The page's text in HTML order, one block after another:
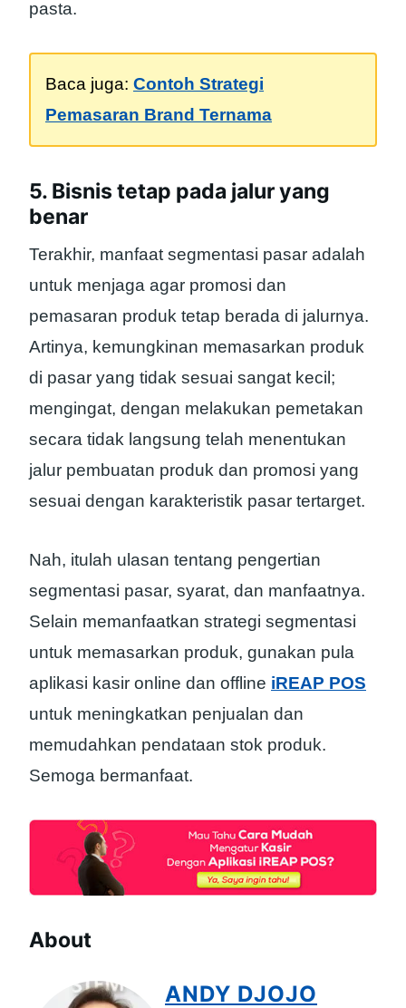
pasta.
Baca juga: Contoh Strategi
Pemasaran Brand Ternama
5. Bisnis tetap pada jalur yang
benar
Terakhir, manfaat segmentasi pasar adalah
untuk menjaga agar promosi dan
pemasaran produk tetap berada di jalurnya.
Artinya, kemungkinan memasarkan produk
di pasar yang tidak sesuai sangat kecil;
mengingat, dengan melakukan pemetakan
secara tidak langsung telah menentukan
jalur pembuatan produk dan promosi yang
sesuai dengan karakteristik pasar tertarget.
Nah, itulah ulasan tentang pengertian
segmentasi pasar, syarat, dan manfaatnya.
Selain memanfaatkan strategi segmentasi
untuk memasarkan produk, gunakan pula
aplikasi kasir online dan offline iREAP POS
untuk meningkatkan penjualan dan
memudahkan pendataan stok produk.
Semoga bermanfaat.
About
ANDY DJOJO